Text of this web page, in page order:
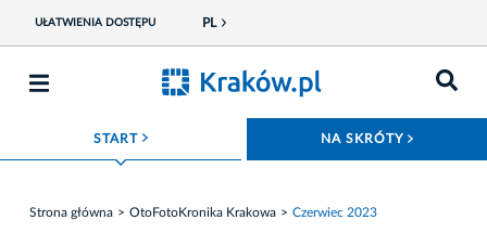
UŁATWIENIA DOSTĘPU PL
START ROZWIŃ MENU NA SKRÓTY
Strona główna OtoFotoKronika Krakowa Czerwiec 2023